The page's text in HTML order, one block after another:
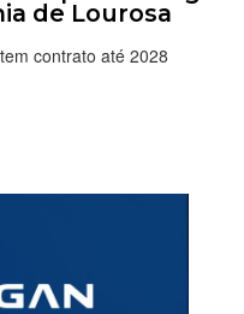
de Lourosa
contrato até 2028